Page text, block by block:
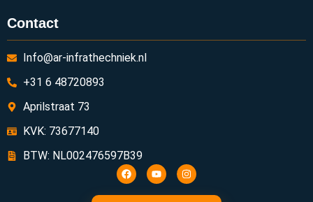
Contact
Info@ar-infrathechniek.nl
+31 6 48720893
Aprilstraat 73
KVK: 73677140
BTW: NL002476597B39